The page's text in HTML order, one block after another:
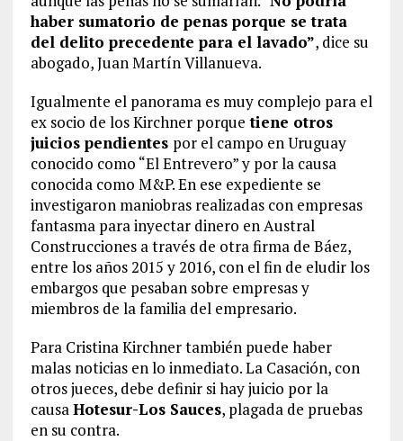
haber sumatorio de penas porque se trata
del delito precedente para el lavado”, dice su
abogado, Juan Martín Villanueva.
Igualmente el panorama es muy complejo para el
ex socio de los Kirchner porque tiene otros
juicios pendientes por el campo en Uruguay
conocido como “El Entrevero” y por la causa
conocida como M&P. En ese expediente se
investigaron maniobras realizadas con empresas
fantasma para inyectar dinero en Austral
Construcciones a través de otra firma de Báez,
entre los años 2015 y 2016, con el fin de eludir los
embargos que pesaban sobre empresas y
miembros de la familia del empresario.
Para Cristina Kirchner también puede haber
malas noticias en lo inmediato. La Casación, con
otros jueces, debe definir si hay juicio por la
causaHotesur-Los Sauces, plagada de pruebas
en su contra.